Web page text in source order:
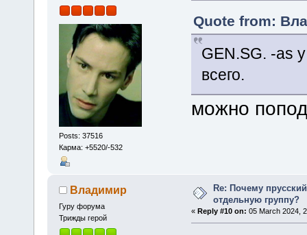
Posts: 37516
Карма: +5520/-532
Quote from:
GEN.SG. -as
всего.
можно
Владимир
Гуру форума
Трижды герой
Re: Почему
отдельную группу?
« Reply #10 on: 05 March 2024,